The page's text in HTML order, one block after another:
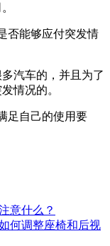
否能够应付突发情
汽车的，并且为了
情况的。
足自己的使用要
意什么？
何调整座椅和后视